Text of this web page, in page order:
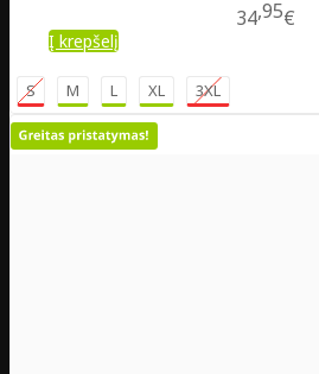
3495€
Į krepšelį
S M L XL 3XL